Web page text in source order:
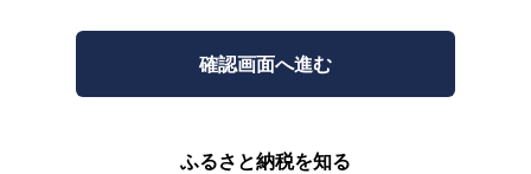
ふるさと納税を知る